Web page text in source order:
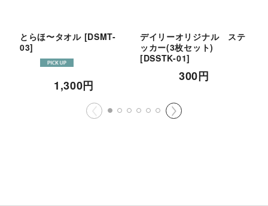
とらほ〜タオル [DSMT-
03]
1,300円
デイリーオリジナル ステ
ッカー(3枚セット)
[DSSTK-01]
300円